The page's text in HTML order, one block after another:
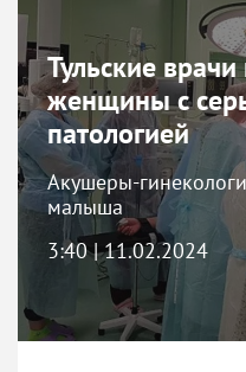
Тульские
женщины с
патологией
Акушеры-
малыша
3:40 | 11.02.2024